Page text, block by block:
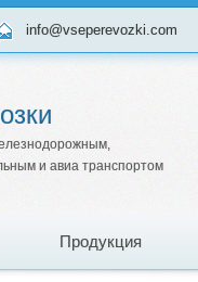
info@vseperevozki.com
и авиа транспортом
Продукция